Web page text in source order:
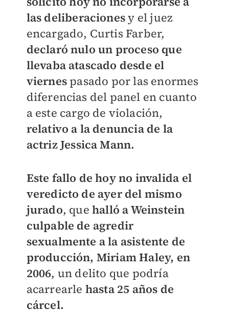
las deliberacionesy el juez
encargado, Curtis Farber,
declaró nulo un proceso que
llevaba atascado desde el
viernespasado por las enormes
diferencias del panel en cuanto
a este cargo de violación,
relativo a la denuncia de la
actriz Jessica Mann.
Este fallo de hoy no invalida el
veredicto de ayer del mismo
jurado, que halló a Weinstein
culpable de agredir
sexualmente a la asistente de
producción, Miriam Haley, en
2006, un delito que podría
acarrearle hasta 25 años de
cárcel.